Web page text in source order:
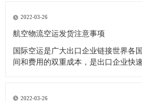
因为空中较少受自然
2022-03-26
航空物流空运发货注意事项
国际空运是广大出口企业链接世界各
间和费用的双重成本，是出口企业快
动植物检疫
2022-03-26